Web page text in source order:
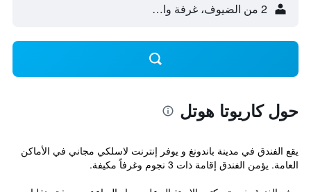
2 من الضيوف، غرفة واحدة
حول كاريوتا هوتل
يقع الفندق في مدينة باندونغ و يوفر إنترنت لاسلكي مجاني في الأماكن
العامة. يؤمن الفندق إقامة ذات 3 نجوم وغرفاً مكيفة.